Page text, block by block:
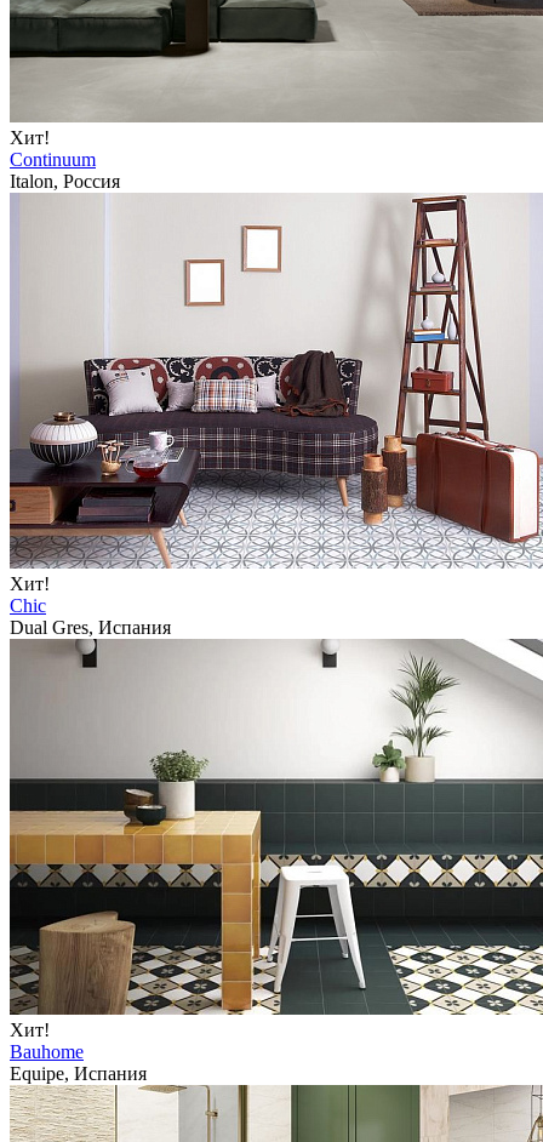
Хит!
Continuum
Italon, Россия
Хит!
Chic
Dual Gres, Испания
Хит!
Bauhome
Equipe, Испания